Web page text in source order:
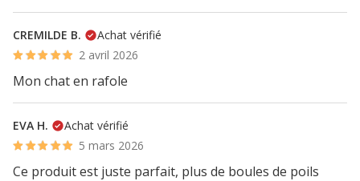
CREMILDE B.
Achat vérifié
2 avril 2026
Mon chat en rafole
EVA H.
Achat vérifié
5 mars 2026
Ce produit est juste parfait, plus de boules de poils